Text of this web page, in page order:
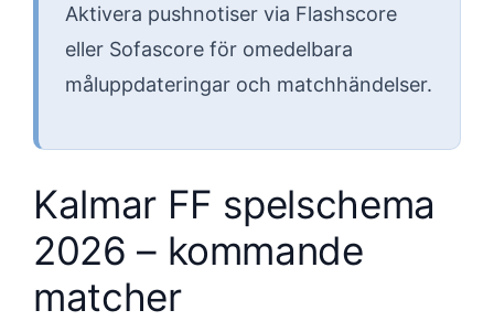
Aktivera pushnotiser via Flashscore
eller Sofascore för omedelbara
måluppdateringar och matchhändelser.
Kalmar FF spelschema
2026 – kommande
matcher